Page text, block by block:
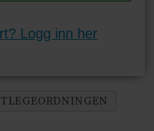
Logg inn her